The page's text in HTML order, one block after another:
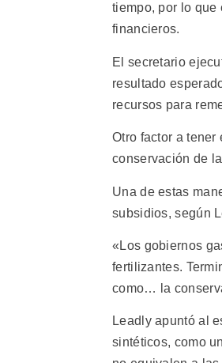
tiempo, por lo que
financieros.
El secretario
resultado
recursos para
Otro factor a
conservación de
Una de estas
subsidios, según
«Los gobiernos
fertilizantes.
como… la
Leadly apuntó al
sintéticos, como